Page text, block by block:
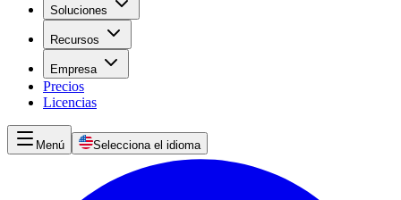
Soluciones
Recursos
Empresa
Precios
Licencias
Menú Selecciona el idioma